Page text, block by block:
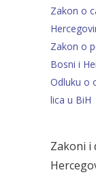
Zakon o
Zakon o
Bosni i
Odluku o
lica u BiH
Zakoni i